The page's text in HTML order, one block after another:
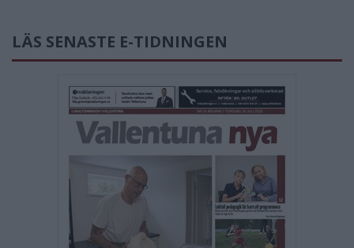
LÄS SENASTE E-TIDNINGEN